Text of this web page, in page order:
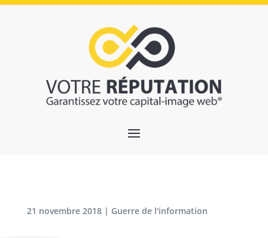
21 novembre 2018| Guerre de l'information